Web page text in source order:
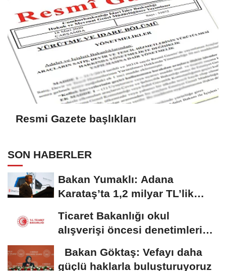
Resmi Gazete başlıkları
SON HABERLER
Bakan Yumaklı: Adana
Karataş’ta 1,2 milyar TL’lik
Ticaret Bakanlığı okul
alışverişi öncesi denetimleri
Bakan Göktaş: Vefayı daha
güçlü haklarla buluşturuyoruz